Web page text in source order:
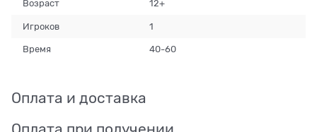
Возраст 12+
Игроков 1
Время 40-60
Оплата и доставка